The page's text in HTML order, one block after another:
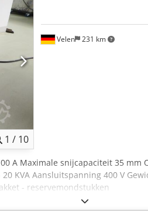
1 / 10
Velen 231 km
A Maximale snijcapaciteit 35 mm
KVA Aansluitspanning 400 V
- reservemondstukken